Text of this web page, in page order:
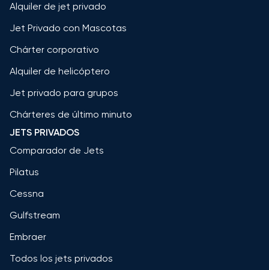
Alquiler de jet privado
Jet Privado con Mascotas
Chárter corporativo
Alquiler de helicóptero
Jet privado para grupos
Chárteres de último minuto
JETS PRIVADOS
Comparador de Jets
Pilatus
Cessna
Gulfstream
Embraer
Todos los jets privados